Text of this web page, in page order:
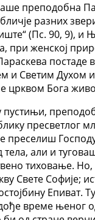
преподобна
разних
(Пс. 90, 9),
при женској
постаде
и Светим Духом
црквом Бога
пресветлог
преселиш
али и
тиховање. Но,
Свете Софије;
време њеног